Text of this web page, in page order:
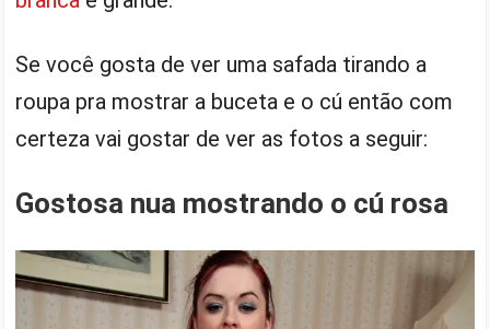
Se você gosta de ver uma safada tirando a
roupa pra mostrar a buceta e o cú então com
certeza vai gostar de ver as fotos a seguir:
Gostosa nua mostrando o cú rosa